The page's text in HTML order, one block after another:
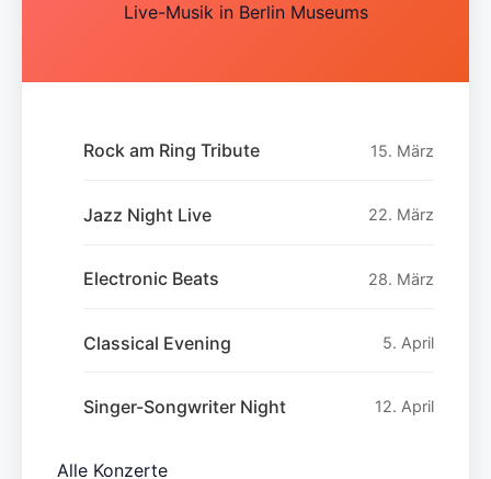
Live-Musik in Berlin Museums
Rock am Ring Tribute 15. März
Jazz Night Live 22. März
Electronic Beats 28. März
Classical Evening 5. April
Singer-Songwriter Night 12. April
Alle Konzerte